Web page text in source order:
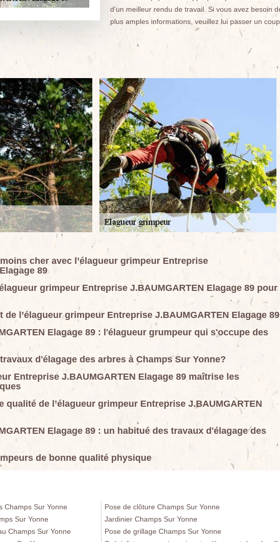
d'un meilleur rendu de travail. Si vous avez besoin
plus amples informations, veuillez lui passer un coup
cher avec l’élagueur grimpeur Entreprise
89
grimpeur Entreprise J.BAUMGARTEN Elagage 89 pour
de l’élagueur grimpeur Entreprise J.BAUMGARTEN Elagage 89
Elagage 89 : l'élagueur grumpeur qui s'occupe des
d'élagage des arbres à Champs Sur Yonne?
Entreprise J.BAUMGARTEN Elagage 89 maîtrise les
qualité de l’élagueur grimpeur Entreprise J.BAUMGARTEN
Elagage 89 : un habitué des travaux d'élagage des
de bonne qualité physique
Champs Sur Yonne
Sur Yonne
Champs Sur Yonne
Pose de clôture Champs Sur Yonne
Jardinier Champs Sur Yonne
Pose de grillage Champs Sur Yonne